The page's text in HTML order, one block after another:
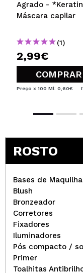
Agrado -
Máscara capilar
(1)
2,99€
COMPRAR
Preço x 100 Ml: 0,60€
ROSTO
Bases de
Blush
Bronzeador
Corretores
Fixadores
Iluminadores
Pós compacto /
Primer
Toalhitas